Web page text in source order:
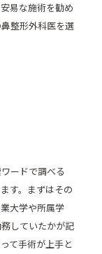
易な施術を勧め
整形外科医を選
ードで調べる
す。まずはその
大学や所属学
していたかが記
て手術が上手と